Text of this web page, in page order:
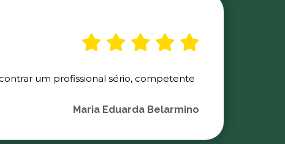
um profissional sério, competente
Maria Eduarda Belarmino